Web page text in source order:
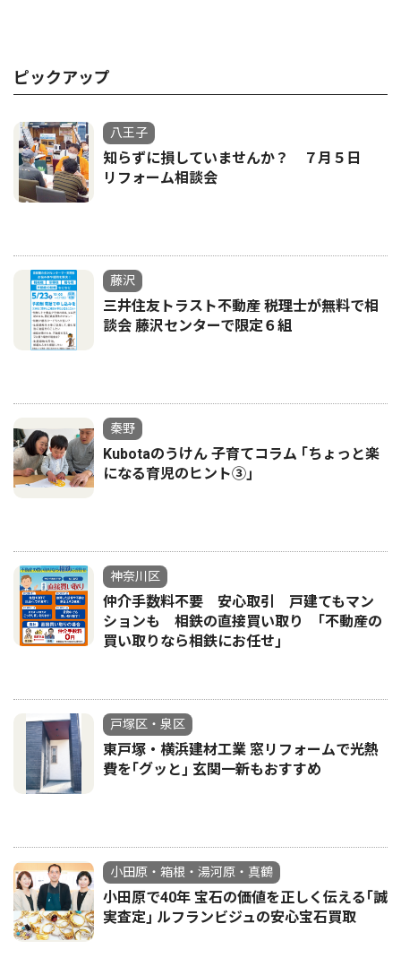
ピックアップ
八王子
知らずに損していませんか？ ７月５日
リフォーム相談会
藤沢
三井住友トラスト不動産 税理士が無料で相
談会 藤沢センターで限定６組
秦野
Kubotaのうけん 子育てコラム ｢ちょっと楽
になる育児のヒント③｣
神奈川区
仲介手数料不要 安心取引 戸建てもマン
ションも 相鉄の直接買い取り ｢不動産の
買い取りなら相鉄にお任せ｣
戸塚区・泉区
東戸塚・横浜建材工業 窓リフォームで光熱
費を｢グッと｣ 玄関一新もおすすめ
小田原・箱根・湯河原・真鶴
小田原で40年 宝石の価値を正しく伝える｢誠
実査定｣ ルフランビジュの安心宝石買取